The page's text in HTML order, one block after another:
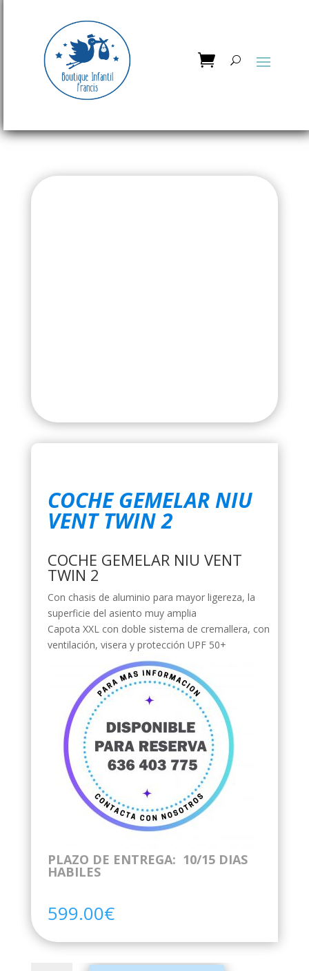
COCHE GEMELAR NIU
VENT TWIN 2
COCHE GEMELAR NIU VENT
TWIN 2
Con chasis de aluminio para mayor ligereza, la
superficie del asiento muy amplia
Capota XXL con doble sistema de cremallera, con
ventilación, visera y protección UPF 50+
PLAZO DE ENTREGA: 10/15 DIAS
HABILES
599.00€